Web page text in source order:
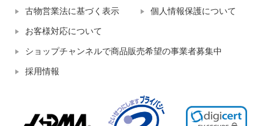
古物営業法に基づく表示 個人情報保護について
お客様対応について
ショップチャンネルで商品販売希望の事業者募集中
採用情報